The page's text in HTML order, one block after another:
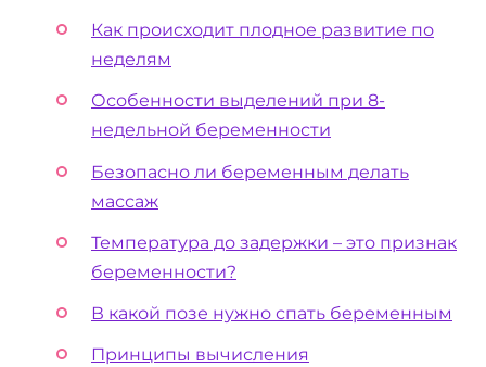
Как происходит плодное развитие по
неделям
Особенности выделений при 8-
недельной беременности
Безопасно ли беременным делать
массаж
Температура до задержки – это признак
беременности?
В какой позе нужно спать беременным
Принципы вычисления